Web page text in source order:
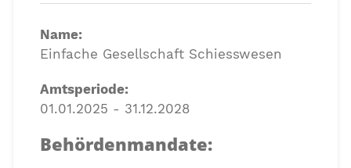
Name:
Einfache Gesellschaft Schiesswesen
Amtsperiode:
01.01.2025 - 31.12.2028
Behördenmandate: